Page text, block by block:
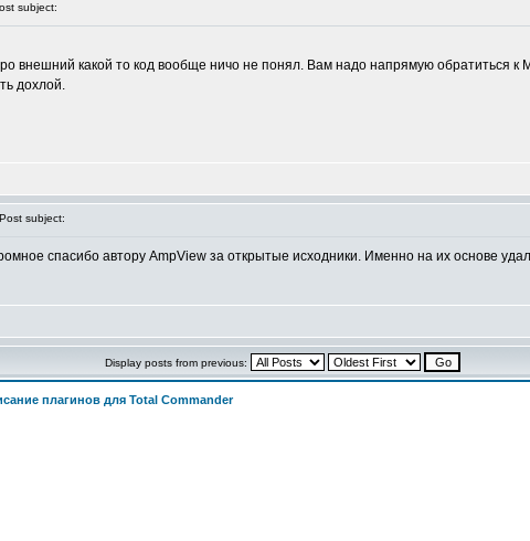
subject:
внешний какой то код вообще ничо не понял. Вам надо напрямую обратиться
дохлой.
subject:
спасибо автору AmpView за открытые исходники. Именно на их основе
Display posts from previous:
плагинов для Total Commander